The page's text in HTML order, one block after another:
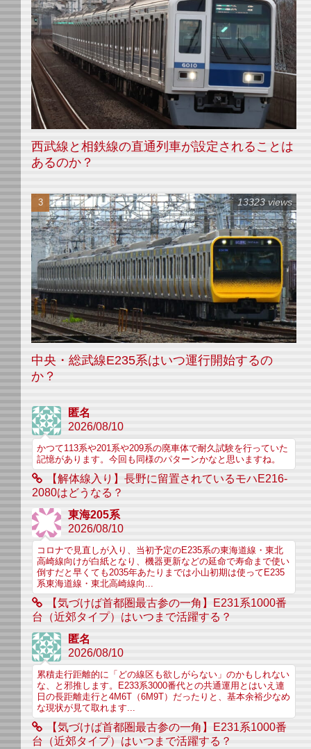
西武線と相鉄線の直通列車が設定されることは
あるのか？
中央・総武線E235系はいつ運行開始するの
か？
13323 views
匿名
2026/08/10
かつて113系や201系や209系の廃車体で耐久試験を行っていた
記憶があります。今回も同様のパターンかなと思いますね。
【解体線入り】長野に留置されているモハE216-
2080はどうなる？
東海205系
2026/08/10
コロナで見直しが入り、当初予定のE235系の東海道線・東北
高崎線向けが白紙となり、機器更新などの延命で寿命まで使い
倒すだと早くても2035年あたりまでは小山初期は使ってE235
系東海道線・東北高崎線向...
【気づけば首都圏最古参の一角】E231系1000番
台（近郊タイプ）はいつまで活躍する？
匿名
2026/08/10
累積走行距離的に「どの線区も欲しがらない」のかもしれない
な、と邪推します。E233系3000番代との共通運用とはいえ連
日の長距離走行と4M6T（6M9T）だったりと、基本余裕少なめ
な現状が見て取れます...
【気づけば首都圏最古参の一角】E231系1000番
台（近郊タイプ）はいつまで活躍する？